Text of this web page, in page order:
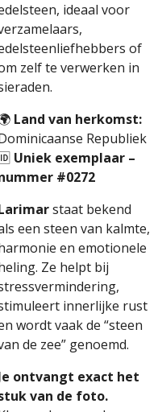
ideaal voor
of
zelf te verwerken in
Land van herkomst:
Republiek
Uniek exemplaar –
#0272
staat bekend
een steen van kalmte,
en emotionele
Ze helpt bij
innerlijke rust
wordt vaak de “steen
de zee” genoemd.
ontvangt exact het
van de foto.